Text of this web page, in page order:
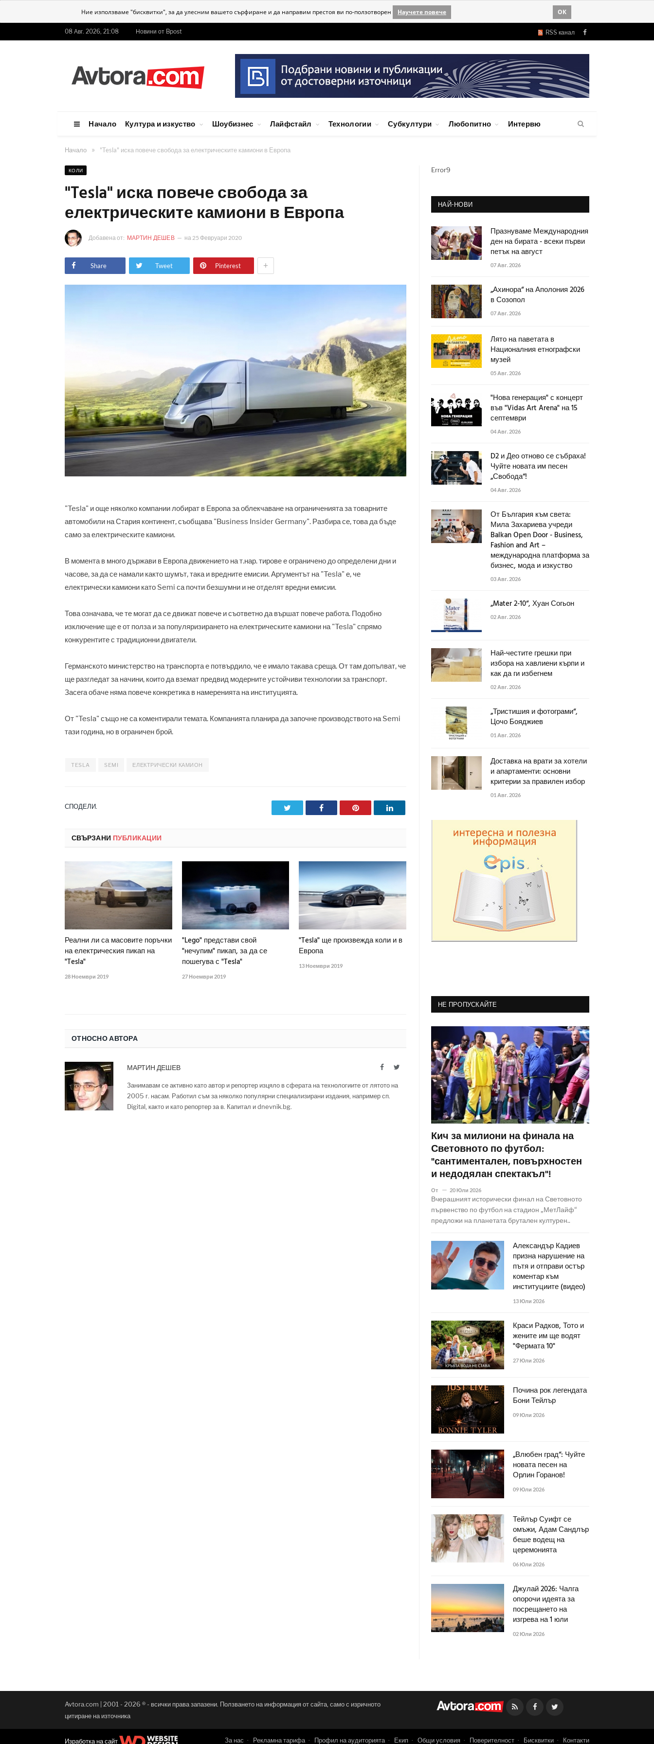
Ние използваме "бисквитки", за да улесним вашето сърфиране и да направим престоя ви по-ползотворен Научете повече OK
08 Авг. 2026, 21:08 Новини от Bpost RSS канал Facebook
Начало Култура и изкуство Шоубизнес Лайфстайл Технологии Субкултури Любопитно Интервю
Начало » "Tesla" иска повече свобода за електрическите камиони в Европа
КОЛИ
"Tesla" иска повече свобода за
електрическите камиони в Европа
Добавена от: МАРТИН ДЕШЕВ на 25 Февруари 2020
Share Tweet Pinterest +
"Tesla" и още няколко компании лобират в Европа за облекчаване на ограниченията за товарните
автомобили на Стария континент, съобщава "Business Insider Germany". Разбира се, това да бъде
само за електрическите камиони.
В момента в много държави в Европа движението на т.нар. тирове е ограничено до определени дни и
часове, за да се намали както шумът, така и вредните емисии. Аргументът на "Tesla" е, че
електрически камиони като Semi са почти безшумни и не отделят вредни емисии.
Това означава, че те могат да се движат повече и съответно да вършат повече работа. Подобно
изключение ще е от полза и за популяризирането на електрическите камиони на "Tesla" спрямо
конкурентите с традиционни двигатели.
Германското министерство на транспорта е потвърдило, че е имало такава среща. От там допълват, че
ще разгледат за начини, които да вземат предвид модерните устойчиви технологии за транспорт.
Засега обаче няма повече конкретика в намеренията на институцията.
От "Tesla" също не са коментирали темата. Компанията планира да започне производството на Semi
тази година, но в ограничен брой.
TESLA SEMI ЕЛЕКТРИЧЕСКИ КАМИОН
СПОДЕЛИ. Facebook Pinterest LinkedIn
СВЪРЗАНИ ПУБЛИКАЦИИ
Реални ли са масовите поръчки
на електрическия пикап на
"Tesla"
28 Ноември 2019
"Lego" представи свой
"нечупим" пикап, за да се
пошегува с "Tesla"
27 Ноември 2019
"Tesla" ще произвежда коли и в
Европа
13 Ноември 2019
ОТНОСНО АВТОРА
МАРТИН ДЕШЕВ FacebookTwitter
Занимавам се активно като автор и репортер изцяло в сферата на технологиите от лятото на
2005 г. насам. Работил съм за няколко популярни специализирани издания, например сп.
Digital, както и като репортер за в. Капитал и dnevnik.bg.
Error9
НАЙ-НОВИ
Празнуваме Международния
ден на бирата - всеки първи
петък на август
07 Авг. 2026
„Ахинора“ на Аполония 2026
в Созопол
07 Авг. 2026
Лято на паветата в
Националния етнографски
музей
05 Авг. 2026
"Нова генерация" с концерт
във "Vidas Art Arena" на 15
септември
04 Авг. 2026
D2 и Део отново се събраха!
Чуйте новата им песен
„Свобода“!
04 Авг. 2026
От България към света:
Мила Захариева учреди
Balkan Open Door - Business,
Fashion and Art –
международна платформа за
бизнес, мода и изкуство
03 Авг. 2026
„Mater 2-10“, Хуан Согьон
02 Авг. 2026
Най-честите грешки при
избора на хавлиени кърпи и
как да ги избегнем
02 Авг. 2026
„Тристишия и фотограми“,
Цочо Бояджиев
01 Авг. 2026
Доставка на врати за хотели
и апартаменти: основни
критерии за правилен избор
01 Авг. 2026
НЕ ПРОПУСКАЙТЕ
Кич за милиони на финала на
Световното по футбол:
"сантиментален, повърхностен
и недодялан спектакъл"!
От 20 Юли 2026
Вчерашният исторически финал на Световното
първенство по футбол на стадион „МетЛайф“
предложи на планетата брутален културен..
Александър Кадиев
призна нарушение на
пътя и отправи остър
коментар към
институциите (видео)
13 Юли 2026
Краси Радков, Тото и
жените им ще водят
"Фермата 10"
27 Юли 2026
Почина рок легендата
Бони Тейлър
09 Юли 2026
„Влюбен град“: Чуйте
новата песен на
Орлин Горанов!
09 Юли 2026
Тейлър Суифт се
омъжи, Адам Сандлър
беше водещ на
церемонията
06 Юли 2026
Джулай 2026: Чалга
опорочи идеята за
посрещането на
изгрева на 1 юли
02 Юли 2026
Avtora.com | 2001 - 2026 ® - всички права запазени. Ползването на информация от сайта, само с изричното
цитиране на източника
Facebook
Изработка на сайт За нас Рекламна тарифа Профил на аудиторията Екип Общи условия Поверителност Бисквитки Контакти